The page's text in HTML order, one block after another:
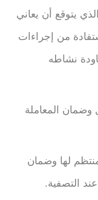
يتوقع أن يعاني
من إجراءات
نشاطه
وضمان المعاملة
لها وضمان
عند التصفية.